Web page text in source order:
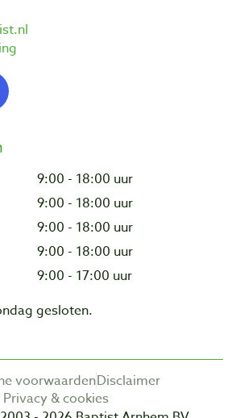
9:00 - 18:00 uur
9:00 - 18:00 uur
9:00 - 18:00 uur
9:00 - 18:00 uur
9:00 - 17:00 uur
gesloten.
voorwaardenDisclaimer
Privacy & cookies